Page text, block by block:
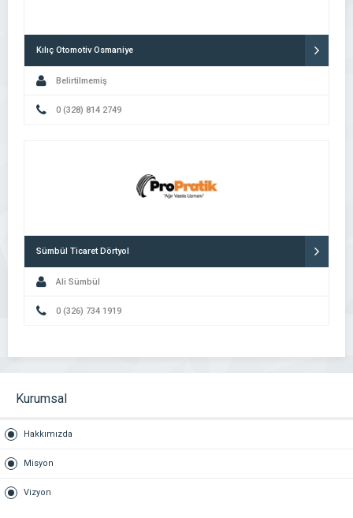
Kılıç Otomotiv Osmaniye
Belirtilmemiş
0 (328) 814 2749
Sümbül Ticaret Dörtyol
Ali Sümbül
0 (326) 734 1919
Kurumsal
Hakkımızda
Misyon
Vizyon